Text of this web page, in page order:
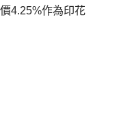
4.25%作為印花